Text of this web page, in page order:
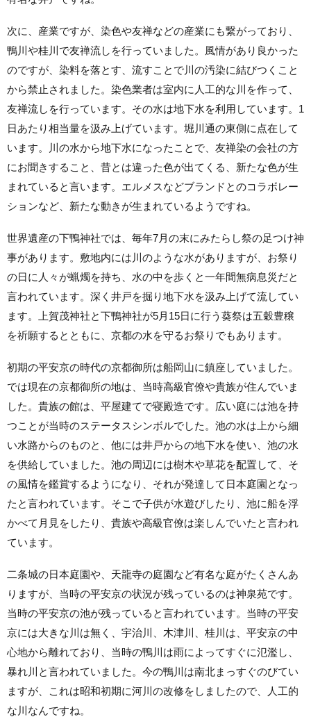
次に、産業ですが、染色や友禅などの産業にも繋がっており、
鴨川や桂川で友禅流しを行っていました。風情があり良かった
のですが、染料を落とす、流すことで川の汚染に結びつくこと
から禁止されました。染色業者は室内に人工的な川を作って、
友禅流しを行っています。その水は地下水を利用しています。1
日あたり相当量を汲み上げています。堀川通の東側に点在して
います。川の水から地下水になったことで、友禅染の会社の方
にお聞きすること、昔とは違った色が出てくる、新たな色が生
まれていると言います。エルメスなどブランドとのコラボレー
ションなど、新たな動きが生まれているようですね。
世界遺産の下鴨神社では、毎年7月の末にみたらし祭の足つけ神
事があります。敷地内には川のような水がありますが、お祭り
の日に人々が蝋燭を持ち、水の中を歩くと一年間無病息災だと
言われています。深く井戸を掘り地下水を汲み上げて流してい
ます。上賀茂神社と下鴨神社が5月15日に行う葵祭は五穀豊穣
を祈願するとともに、京都の水を守るお祭りでもあります。
初期の平安京の時代の京都御所は船岡山に鎮座していました。
では現在の京都御所の地は、当時高級官僚や貴族が住んでいま
した。貴族の館は、平屋建てで寝殿造です。広い庭には池を持
つことが当時のステータスシンボルでした。池の水は上から細
い水路からのものと、他には井戸からの地下水を使い、池の水
を供給していました。池の周辺には樹木や草花を配置して、そ
の風情を鑑賞するようになり、それが発達して日本庭園となっ
たと言われています。そこで子供が水遊びしたり、池に船を浮
かべて月見をしたり、貴族や高級官僚は楽しんでいたと言われ
ています。
二条城の日本庭園や、天龍寺の庭園など有名な庭がたくさんあ
りますが、当時の平安京の状況が残っているのは神泉苑です。
当時の平安京の池が残っていると言われています。当時の平安
京には大きな川は無く、宇治川、木津川、桂川は、平安京の中
心地から離れており、当時の鴨川は雨によってすぐに氾濫し、
暴れ川と言われていました。今の鴨川は南北まっすぐのびてい
ますが、これは昭和初期に河川の改修をしましたので、人工的
な川なんですね。